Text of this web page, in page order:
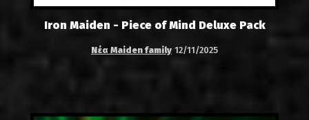
Iron Maiden - Piece of Mind Deluxe Pack
Νέα Maiden family 12/11/2025